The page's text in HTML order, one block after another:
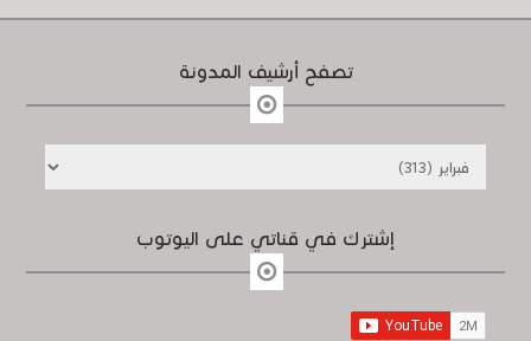
تصفح أرشيف المدونة
إشترك في قناتي على اليوتوب